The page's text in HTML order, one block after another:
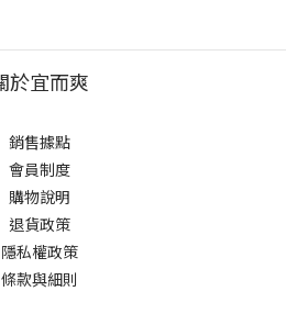
於宜而爽
銷售據點
會員制度
購物說明
退貨政策
隱私權政策
條款與細則